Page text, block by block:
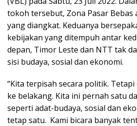
tokoh tersebut, Zona Pasar Bebas
yang diangkat. Keduanya
kebijakan yang ditempuh antar
depan, Timor Leste dan NTT tak
sisi budaya, sosial dan ekonomi.
“Kita terpisah secara politik.
ke belakang. Kita ini pernah satu
seperti adat-budaya, sosial dan
tetap satu. Kami bicara banyak